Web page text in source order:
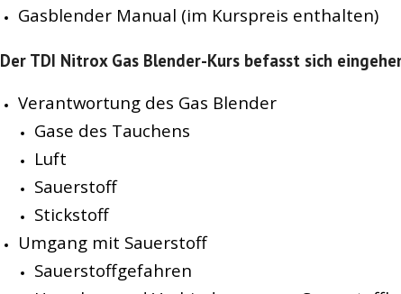
Gasblender Manual (im Kurspreis enthalten)
Der TDI Nitrox Gas Blender-Kurs befasst sich
Verantwortung des Gas Blender
Gase des Tauchens
Luft
Sauerstoff
Stickstoff
Umgang mit Sauerstoff
Sauerstoffgefahren